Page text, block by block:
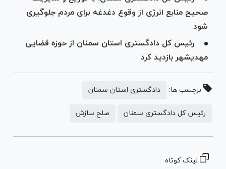
صحیح منابع انرژی از وقوع دغدغه برای مردم جلوگیری
شود
رئیس کل دادگستری استان سمنان از حوزه قضایی
مهدیشهر بازدید کرد
برچسب ها: دادگستری استان سمنان
رئیس کل دادگستری سمنان صلح سازش
لینک کوتاه